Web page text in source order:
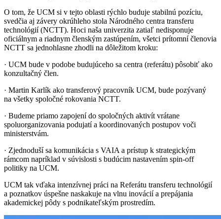
O tom, že UCM si v tejto oblasti rýchlo buduje stabilnú pozíciu,
svedčia aj závery okrúhleho stola Národného centra transferu
technológií (NCTT). Hoci naša univerzita zatiaľ nedisponuje
oficiálnym a riadnym členským zastúpením, všetci prítomní členovia
NCTT sa jednohlasne zhodli na dôležitom kroku:
· UCM bude v podobe budujúceho sa centra (referátu) pôsobiť ako
konzultačný člen.
· Martin Karlík ako transferový pracovník UCM, bude pozývaný
na všetky spoločné rokovania NCTT.
· Budeme priamo zapojení do spoločných aktivít vrátane
spoluorganizovania podujatí a koordinovaných postupov voči
ministerstvám.
· Zjednoduší sa komunikácia s VAIA a prístup k strategickým
rámcom napríklad v súvislosti s budúcim nastavením spin-off
politiky na UCM.
UCM tak vďaka intenzívnej práci na Referátu transferu technológií
a poznatkov úspešne naskakuje na vlnu inovácií a prepájania
akademickej pôdy s podnikateľským prostredím.